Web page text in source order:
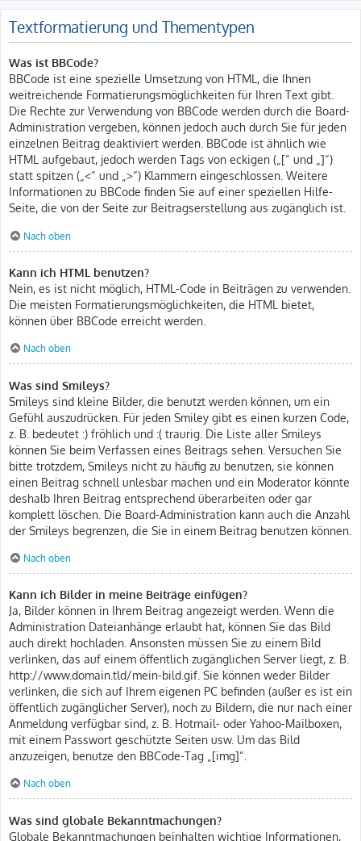
Textformatierung und Thementypen
Was ist BBCode?
BBCode ist eine spezielle Umsetzung von HTML, die Ihnen
weitreichende Formatierungsmöglichkeiten für Ihren Text gibt.
Die Rechte zur Verwendung von BBCode werden durch die Board-
Administration vergeben, können jedoch auch durch Sie für jeden
einzelnen Beitrag deaktiviert werden. BBCode ist ähnlich wie
HTML aufgebaut, jedoch werden Tags von eckigen („[“ und „]“)
statt spitzen („<“ und „>“) Klammern eingeschlossen. Weitere
Informationen zu BBCode finden Sie auf einer speziellen Hilfe-
Seite, die von der Seite zur Beitragserstellung aus zugänglich ist.
Nach oben
Kann ich HTML benutzen?
Nein, es ist nicht möglich, HTML-Code in Beiträgen zu verwenden.
Die meisten Formatierungsmöglichkeiten, die HTML bietet,
können über BBCode erreicht werden.
Nach oben
Was sind Smileys?
Smileys sind kleine Bilder, die benutzt werden können, um ein
Gefühl auszudrücken. Für jeden Smiley gibt es einen kurzen Code,
z. B. bedeutet :) fröhlich und :( traurig. Die Liste aller Smileys
können Sie beim Verfassen eines Beitrags sehen. Versuchen Sie
bitte trotzdem, Smileys nicht zu häufig zu benutzen, sie können
einen Beitrag schnell unlesbar machen und ein Moderator könnte
deshalb Ihren Beitrag entsprechend überarbeiten oder gar
komplett löschen. Die Board-Administration kann auch die Anzahl
der Smileys begrenzen, die Sie in einem Beitrag benutzen können.
Nach oben
Kann ich Bilder in meine Beiträge einfügen?
Ja, Bilder können in Ihrem Beitrag angezeigt werden. Wenn die
Administration Dateianhänge erlaubt hat, können Sie das Bild
auch direkt hochladen. Ansonsten müssen Sie zu einem Bild
verlinken, das auf einem öffentlich zugänglichen Server liegt, z. B.
http://www.domain.tld/mein-bild.gif. Sie können weder Bilder
verlinken, die sich auf Ihrem eigenen PC befinden (außer es ist ein
öffentlich zugänglicher Server), noch zu Bildern, die nur nach einer
Anmeldung verfügbar sind, z. B. Hotmail- oder Yahoo-Mailboxen,
mit einem Passwort geschützte Seiten usw. Um das Bild
anzuzeigen, benutze den BBCode-Tag „[img]“.
Nach oben
Was sind globale Bekanntmachungen?
Globale Bekanntmachungen beinhalten wichtige Informationen,